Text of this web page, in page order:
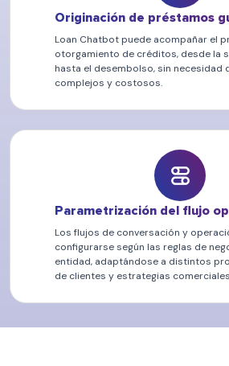
Originación de préstamos
Loan Chatbot puede acompañar el
otorgamiento de créditos, desde la
hasta el desembolso, sin necesidad
complejos y costosos.
Parametrización del flujo
Los flujos de conversación y
configurarse según las reglas de
entidad, adaptándose a distintos
de clientes y estrategias